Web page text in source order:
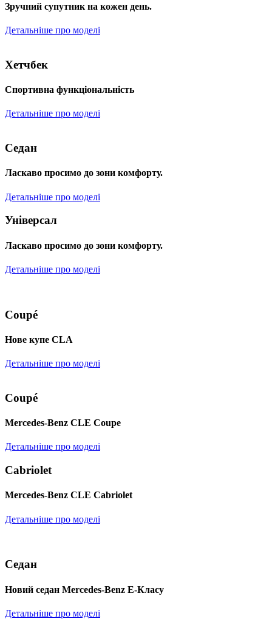
Зручний супутник на кожен день.
Детальніше про моделі
Хетчбек
Спортивна функціональність
Детальніше про моделі
Седан
Ласкаво просимо до зони комфорту.
Детальніше про моделі
Універсал
Ласкаво просимо до зони комфорту.
Детальніше про моделі
Coupé
Нове купе CLA
Детальніше про моделі
Coupé
Mercedes-Benz CLE Coupe
Детальніше про моделі
Cabriolet
Mercedes-Benz CLE Cabriolet
Детальніше про моделі
Седан
Новий седан Mercedes-Benz Е-Класу
Детальніше про моделі